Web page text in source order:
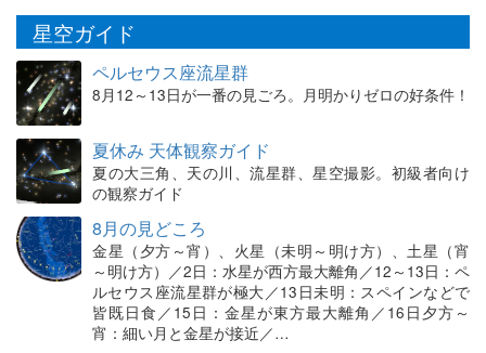
星空ガイド
ペルセウス座流星群
8月12～13日が一番の見ごろ。月明かりゼロの好条件！
夏休み 天体観察ガイド
夏の大三角、天の川、流星群、星空撮影。初級者向け
の観察ガイド
8月の見どころ
金星（夕方～宵）、火星（未明～明け方）、土星（宵
～明け方）／2日：水星が西方最大離角／12～13日：ペ
ルセウス座流星群が極大／13日未明：スペインなどで
皆既日食／15日：金星が東方最大離角／16日夕方～
宵：細い月と金星が接近／…